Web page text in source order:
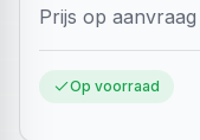
Prijs op aanvraag
Op voorraad